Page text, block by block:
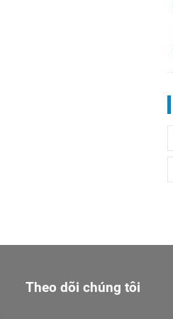
Theo dõi chúng tôi